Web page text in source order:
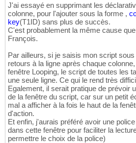
18
19
20
21
22
23
24
25
26
27
28
     , T3QTE
decimal (7,
     ,
constraint T3PK
primary key (
     ,
constraint T3FK1
references
T1
     ,
constraint T3FK2
foreign
key (T2ID)
references T2( T2ID
)
;
J'ai essayé en supprimant les
colonne, pour l'ajouter sous la forme ,
key(T1ID) sans plus de succès.
C'est probablement la même cause
François.
Par ailleurs, si je saisis mon script
retours à la ligne après chaque
fenêtre Looping, le script de toutes les
une seule ligne. Ce qui le rend très
Egalement, il serait pratique de prévoir
de la fenêtre du script, car sur un petit
mal a afficher à la fois le haut de la
d'action.
Et enfin, j'aurais préféré avoir une
dans cette fenêtre pour faciliter la
permettre le choix de la police)